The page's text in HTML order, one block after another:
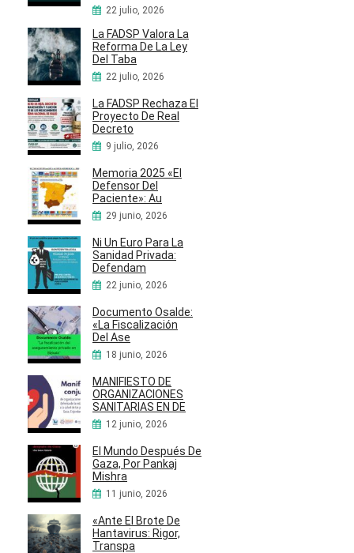
22 julio, 2026
La FADSP Valora La
Reforma De La Ley
Del Taba
22 julio, 2026
La FADSP Rechaza El
Proyecto De Real
Decreto
9 julio, 2026
Memoria 2025 «El
Defensor Del
Paciente»: Au
29 junio, 2026
Ni Un Euro Para La
Sanidad Privada:
Defendam
22 junio, 2026
Documento Osalde:
«La Fiscalización
Del Ase
18 junio, 2026
MANIFIESTO DE
ORGANIZACIONES
SANITARIAS EN DE
12 junio, 2026
El Mundo Después De
Gaza, Por Pankaj
Mishra
11 junio, 2026
«Ante El Brote De
Hantavirus: Rigor,
Transpa